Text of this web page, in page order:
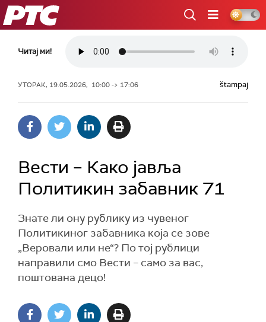
РТС
Читај ми!
УТОРАК, 19.05.2026, 10:00 -> 17:06 štampaj
Вести – Како јавља
Политикин забавник 71
Знате ли ону рублику из чувеног
Политикиног забавника која се зове
„Веровали или не“? По тој рублици
направили смо Вести – само за вас,
поштована децо!